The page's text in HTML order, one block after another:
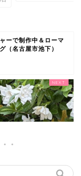
ーで制作中＆ローマ
（名古屋市池下）